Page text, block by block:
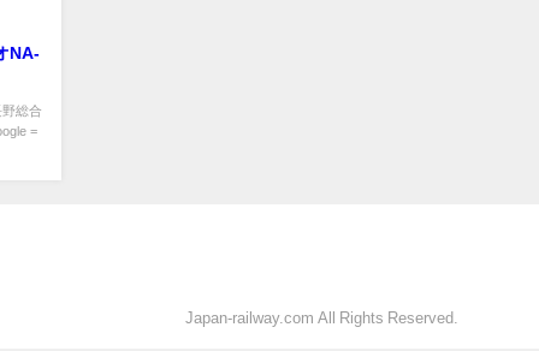
NA-
総合
=
Japan-railway.com All Rights Reserved.